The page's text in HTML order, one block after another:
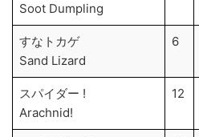
Soot Dumpling
すなトカゲ
Sand Lizard
6
スパイダー !
Arachnid!
12